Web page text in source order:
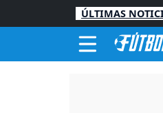
ÚLTIMAS